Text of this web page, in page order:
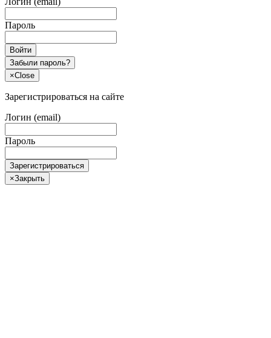
Пароль
Войти
Забыли пароль?
×Close
Зарегистрироваться на сайте
Логин (email)
Пароль
Зарегистрироваться
×Закрыть